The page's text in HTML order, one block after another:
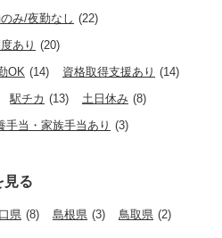
のみ/夜勤なし (22)
あり (20)
OK (14) 資格取得支援あり (14)
駅チカ (13) 土日休み (8)
手当・家族手当あり (3)
見る
県 (8) 島根県 (3) 鳥取県 (2)